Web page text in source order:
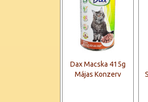
Dax Macska 415g
Májas Konzerv